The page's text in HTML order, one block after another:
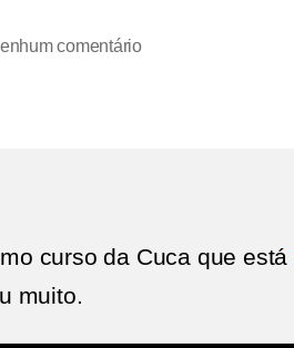
comentárioem
curso da Cuca que está
muito.